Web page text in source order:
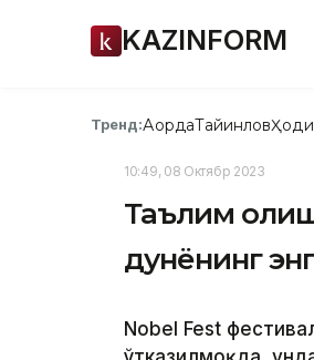
KAZINFORM
Тренд:АқордаТайинлов
10:49, 08 Октябр 2023
Таълим олиш
дунёнинг
Nobel Fest